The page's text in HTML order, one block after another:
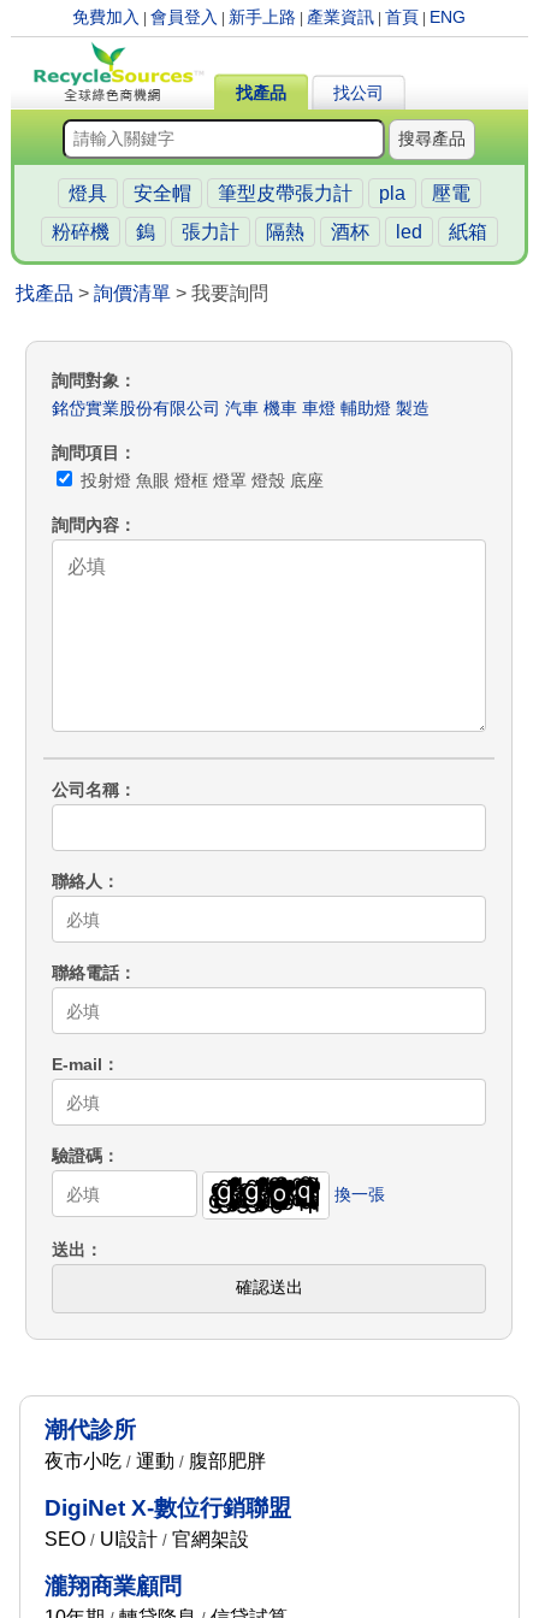
免費加入 |會員登入 新手上路 產業資訊 |首頁 ENG
找產品 找公司
搜尋產品
燈具 安全帽 筆型皮帶張力計 pla
壓電
粉碎機
鎢 張力計 隔熱 酒杯 led 紙箱
找產品 >詢價清單 > 我要詢問
詢問對象
銘岱實業股份有限公司 汽車 機車 車燈 輔助燈 製造
詢問項目
投射燈 魚眼 燈框 燈罩 燈殼 底座
詢問內容
公司名稱
聯絡人
聯絡電話
E-mail
驗證碼
換一張
送出
確認送出
潮代診所
夜市小吃/ 運動 / 腹部肥胖
DigiNet X-數位行銷聯盟
SEO/ UI設計/ 官網架設
瀧翔商業顧問